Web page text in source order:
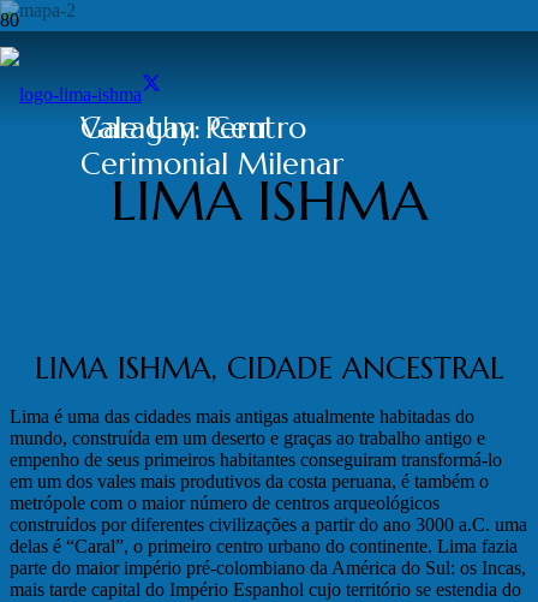
LIMA ISHMA
LIMA ISHMA, CIDADE ANCESTRAL
Lima é uma das cidades mais antigas atualmente habitadas do
mundo, construída em um deserto e graças ao trabalho antigo e
empenho de seus primeiros habitantes conseguiram transformá-lo
em um dos vales mais produtivos da costa peruana, é também o
metrópole com o maior número de centros arqueológicos
construídos por diferentes civilizações a partir do ano 3000 a.C. uma
delas é “Caral”, o primeiro centro urbano do continente. Lima fazia
parte do maior império pré-colombiano da América do Sul: os Incas,
mais tarde capital do Império Espanhol cujo território se estendia do
Garagay: Centro
Cerimonial Milenar
Vale Um Peru